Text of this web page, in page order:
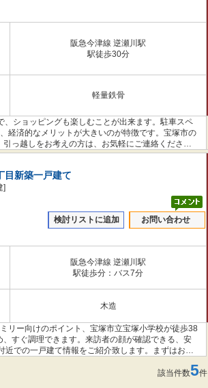
阪急今津線 逆瀬川駅
駅徒歩30分
軽量鉄骨
ショッピングも楽しむことが出来ます。駐車スペ
経済的なメリットが大きいのが特徴です。宝塚市の
っ越しをお考えの方は、お気軽にご連絡くださ
目新築一戸建て
]
検討リストに追加 お問い合わせ
阪急今津線 逆瀬川駅
駅徒歩分：バス7分
木造
リー向けのポイント、宝塚市立宝塚小学校が徒歩38
すぐ調理できます。来訪者の顔が確認できる、安
での一戸建て情報をご紹介致します。まずはお気
該当件数5件